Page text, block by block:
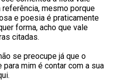
referência, mesmo porque
e poesia é praticamente
forma, acho que vale
citadas.
se preocupe já que o
para mim é contar com a sua